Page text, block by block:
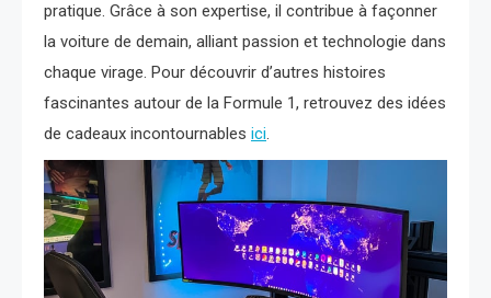
pratique. Grâce à son expertise, il contribue à façonner
la voiture de demain, alliant passion et technologie dans
chaque virage. Pour découvrir d’autres histoires
fascinantes autour de la Formule 1, retrouvez des idées
de cadeaux incontournables ici.